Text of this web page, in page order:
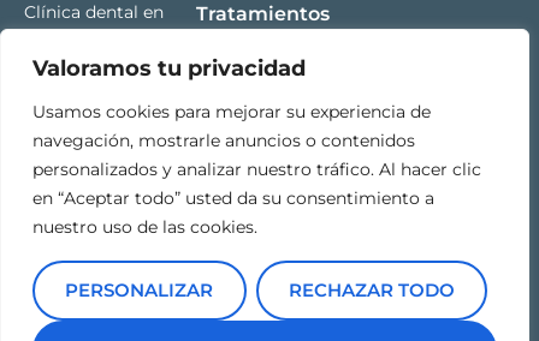
Valoramos tu privacidad
Usamos cookies para mejorar su experiencia de
navegación, mostrarle anuncios o contenidos
personalizados y analizar nuestro tráfico. Al hacer clic
en “Aceptar todo” usted da su consentimiento a
nuestro uso de las cookies.
PERSONALIZAR RECHAZAR TODO
Clínica dental en
– Sant Gervasi,
ortodoncia y
estética dental
con más de 45
años de
experiencia.
F
a
I
n
Tratamientos
Ortodoncia
Estética dental
Implantes
dentales
Odontopediatría
Otros
tratamientos
Calvet, 63,
Sarrià-Sant
Barcelona